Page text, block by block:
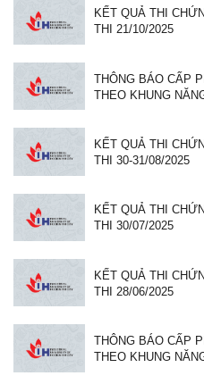
KẾT QUẢ THI
THI 21/10/2025
THÔNG BÁO CẤP
THEO KHUNG
KẾT QUẢ THI
THI 30-31/08/2025
KẾT QUẢ THI
THI 30/07/2025
KẾT QUẢ THI
THI 28/06/2025
THÔNG BÁO CẤP
THEO KHUNG